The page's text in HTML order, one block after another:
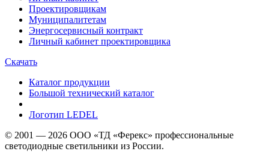
Проектировщикам
Муниципалитетам
Энергосервисный контракт
Личный кабинет проектировщика
Скачать
Каталог продукции
Большой технический каталог
Логотип LEDEL
© 2001 — 2026 ООО «ТД «Ферекс» профессиональные
светодиодные светильники из России.